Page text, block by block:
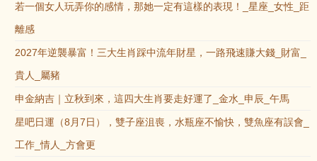
若一個女人玩弄你的感情，那她一定有這樣的表現！_星座_女性_距
離感
2027年逆襲暴富！三大生肖踩中流年財星，一路飛速賺大錢_財富_
貴人_屬豬
申金納吉｜立秋到來，這四大生肖要走好運了_金水_申辰_午馬
星吧日運（8月7日），雙子座沮喪，水瓶座不愉快，雙魚座有誤會_
工作_情人_方會更